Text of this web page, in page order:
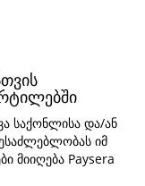
საქონლისა და/ან
იმ
მიიღება Paysera